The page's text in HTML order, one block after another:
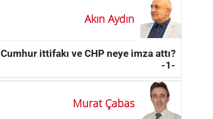
Akın Aydın
Cumhur ittifakı ve CHP neye imza attı?
-1-
Murat Çabas